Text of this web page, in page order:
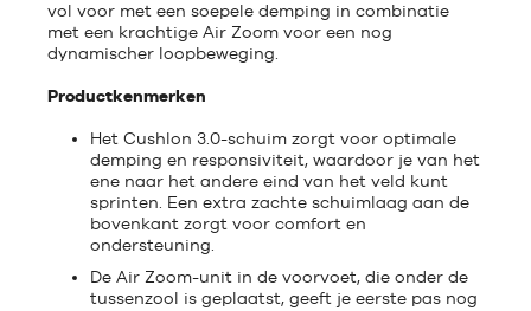
vol voor met een soepele demping in combinatie
met een krachtige Air Zoom voor een nog
dynamischer loopbeweging.
Productkenmerken
Het Cushlon 3.0-schuim zorgt voor optimale
demping en responsiviteit, waardoor je van het
ene naar het andere eind van het veld kunt
sprinten. Een extra zachte schuimlaag aan de
bovenkant zorgt voor comfort en
ondersteuning.
De Air Zoom-unit in de voorvoet, die onder de
tussenzool is geplaatst, geeft je eerste pas nog